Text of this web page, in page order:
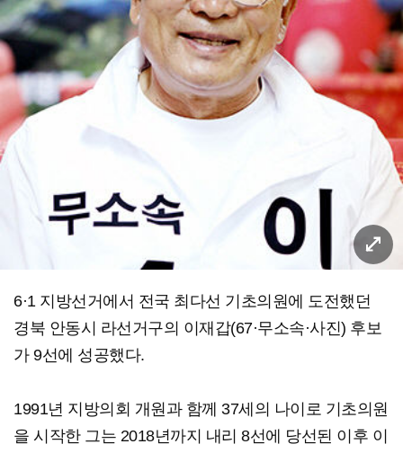
6·1 지방선거에서 전국 최다선 기초의원에 도전했던
경북 안동시 라선거구의 이재갑(67·무소속·사진) 후보
가 9선에 성공했다.
1991년 지방의회 개원과 함께 37세의 나이로 기초의원
을 시작한 그는 2018년까지 내리 8선에 당선된 이후 이